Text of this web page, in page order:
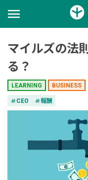
menu
マイルズの法
る？
LEARNING BUSINESS
tagCEO tag報酬